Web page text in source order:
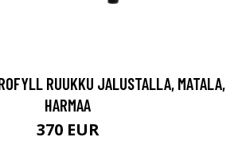
RUUKKU JALUSTALLA, MATALA,
HARMAA
370 EUR